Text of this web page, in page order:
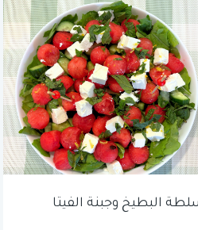
البطيخ وجبنة الفيتا